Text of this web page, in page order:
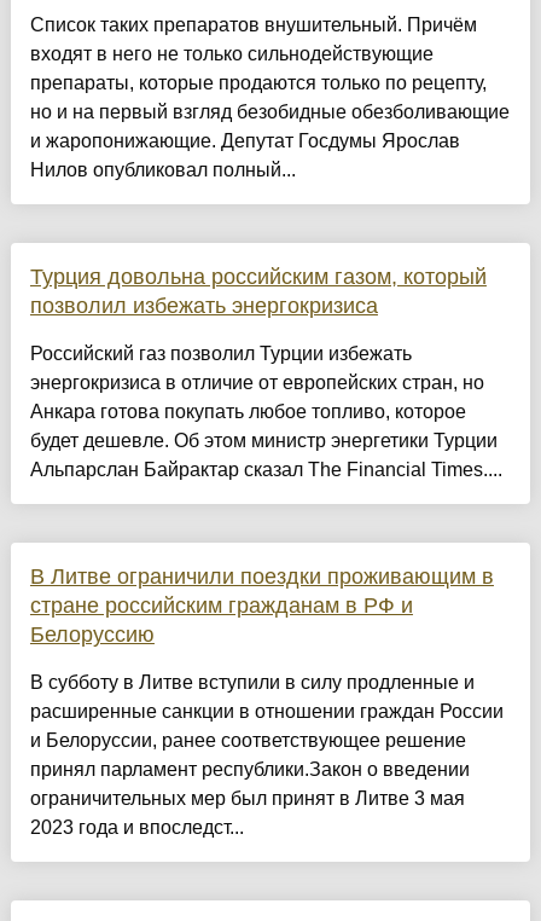
Список таких препаратов внушительный. Причём
входят в него не только сильнодействующие
препараты, которые продаются только по рецепту,
но и на первый взгляд безобидные обезболивающие
и жаропонижающие. Депутат Госдумы Ярослав
Нилов опубликовал полный...
Турция довольна российским газом, который
позволил избежать энергокризиса
Российский газ позволил Турции избежать
энергокризиса в отличие от европейских стран, но
Анкара готова покупать любое топливо, которое
будет дешевле. Об этом министр энергетики Турции
Альпарслан Байрактар сказал The Financial Times....
В Литве ограничили поездки проживающим в
стране российским гражданам в РФ и
Белоруссию
В субботу в Литве вступили в силу продленные и
расширенные санкции в отношении граждан России
и Белоруссии, ранее соответствующее решение
принял парламент республики.Закон о введении
ограничительных мер был принят в Литве 3 мая
2023 года и впоследст...